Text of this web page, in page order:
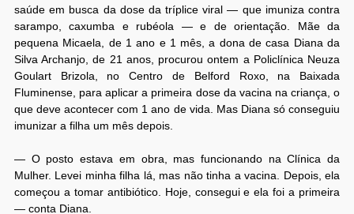
saúde em busca da dose da tríplice viral — que imuniza contra
sarampo, caxumba e rubéola — e de orientação. Mãe da
pequena Micaela, de 1 ano e 1 mês, a dona de casa Diana da
Silva Archanjo, de 21 anos, procurou ontem a Policlínica Neuza
Goulart Brizola, no Centro de Belford Roxo, na Baixada
Fluminense, para aplicar a primeira dose da vacina na criança, o
que deve acontecer com 1 ano de vida. Mas Diana só conseguiu
imunizar a filha um mês depois.
— O posto estava em obra, mas funcionando na Clínica da
Mulher. Levei minha filha lá, mas não tinha a vacina. Depois, ela
começou a tomar antibiótico. Hoje, consegui e ela foi a primeira
— conta Diana.